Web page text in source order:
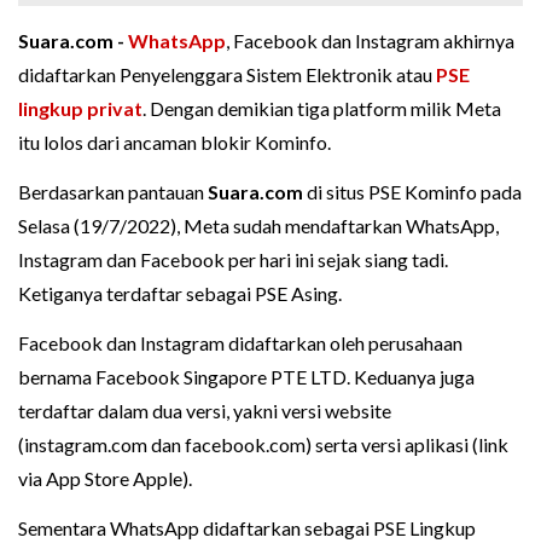
Suara.com - WhatsApp, Facebook dan Instagram akhirnya
didaftarkan Penyelenggara Sistem Elektronik atau PSE
lingkup privat. Dengan demikian tiga platform milik Meta
itu lolos dari ancaman blokir Kominfo.
Berdasarkan pantauanSuara.com di situs PSE Kominfo pada
Selasa (19/7/2022), Meta sudah mendaftarkan WhatsApp,
Instagram dan Facebook per hari ini sejak siang tadi.
Ketiganya terdaftar sebagai PSE Asing.
Facebook dan Instagram didaftarkan oleh perusahaan
bernama Facebook Singapore PTE LTD. Keduanya juga
terdaftar dalam dua versi, yakni versi website
(instagram.com dan facebook.com) serta versi aplikasi (link
via App Store Apple).
Sementara WhatsApp didaftarkan sebagai PSE Lingkup